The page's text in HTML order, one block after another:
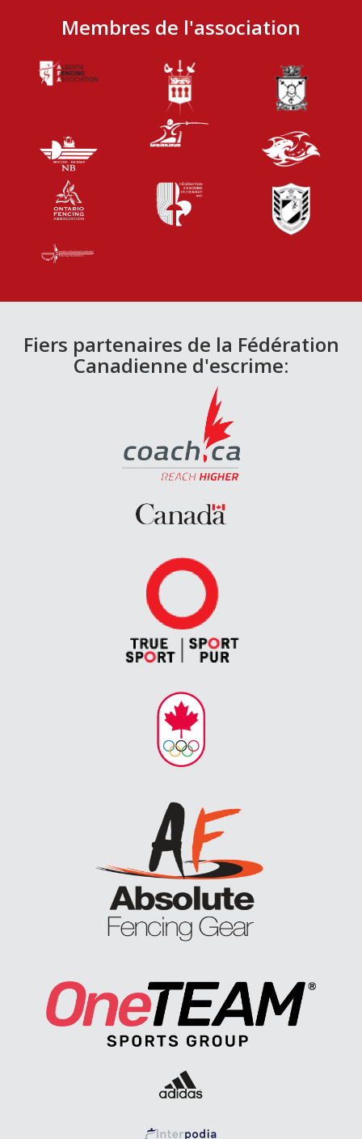
Membres de l'association
Fiers partenaires de la Fédération
Canadienne d'escrime: